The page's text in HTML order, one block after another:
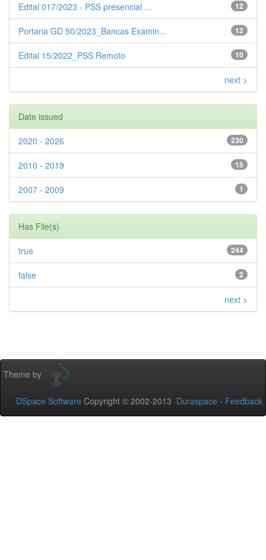
12
Edital 017/2023 - PSS presencial ...
12
Portaria GD 50/2023_Bancas Examin...
10
Edital 15/2022_PSS Remoto
next >
Date issued
230
2020 - 2026
15
2010 - 2019
1
2007 - 2009
Has File(s)
244
true
2
false
next >
Theme by
DSpace Software Copyright © 2002-2013 Duraspace - Feedback